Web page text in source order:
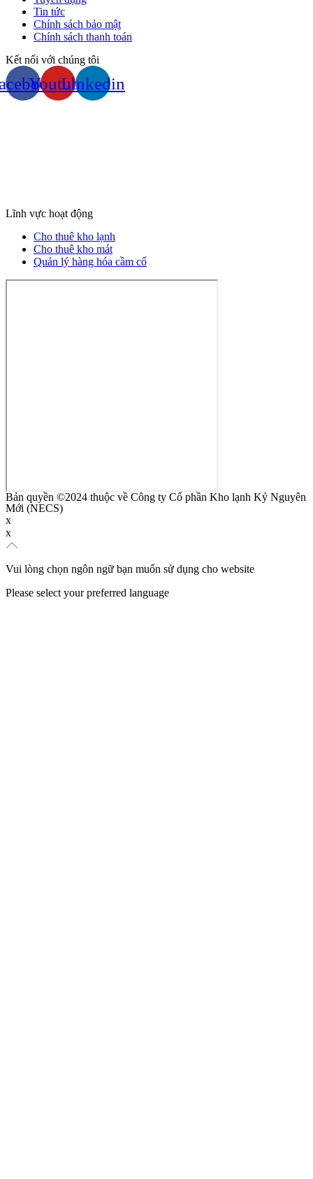
Tin tức
Chính sách bảo mật
Chính sách thanh toán
Kết nối với chúng tôi
YoutubeLinkedin
Lĩnh vực hoạt động
Cho thuê kho lạnh
Cho thuê kho mát
Quản lý hàng hóa cầm cố
Bản quyền ©2024 thuộc về Công ty Cổ phần Kho lạnh Kỷ Nguyên
Mới (NECS)
x
x
Vui lòng chọn ngôn ngữ bạn muốn sử dụng cho website
Please select your preferred language